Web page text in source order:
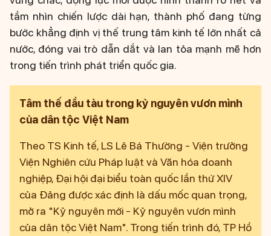
tầm nhìn chiến lược dài hạn, thành phố đang từng
bước khẳng định vị thế trung tâm kinh tế lớn nhất cả
nước, đóng vai trò dẫn dắt và lan tỏa mạnh mẽ hơn
trong tiến trình phát triển quốc gia.
Tâm thế đầu tàu trong kỷ nguyên vươn mình
của dân tộc Việt Nam
Theo TS Kinh tế, LS Lê Bá Thường - Viện trưởng
Viện Nghiên cứu Pháp luật và Văn hóa doanh
nghiệp, Đại hội đại biểu toàn quốc lần thứ XIV
của Đảng được xác định là dấu mốc quan trọng,
mở ra "Kỷ nguyên mới - Kỷ nguyên vươn mình
của dân tộc Việt Nam". Trong tiến trình đó, TP Hồ